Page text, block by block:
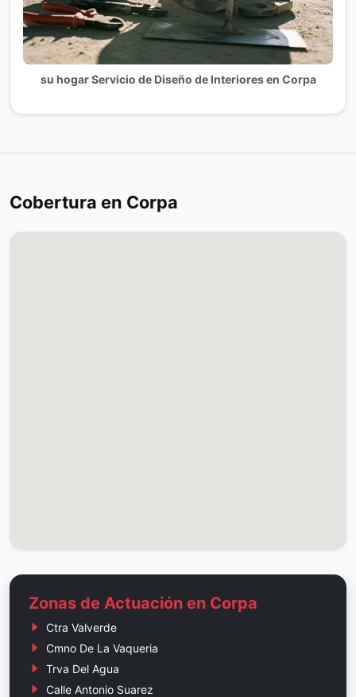
su hogar Servicio de Diseño de Interiores en Corpa
Cobertura en Corpa
Zonas de Actuación en Corpa
Ctra Valverde
Cmno De La Vaqueria
Trva Del Agua
Calle Antonio Suarez